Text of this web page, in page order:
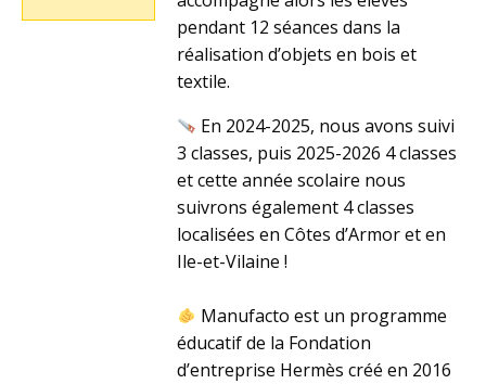
pendant 12 séances dans la
réalisation d’objets en bois et
textile.
En 2024-2025, nous avons suivi
3 classes, puis 2025-2026 4 classes
et cette année scolaire nous
suivrons également 4 classes
localisées en Côtes d’Armor et en
Ile-et-Vilaine !
​ Manufacto est un programme
éducatif de la Fondation
d’entreprise Hermès créé en 2016